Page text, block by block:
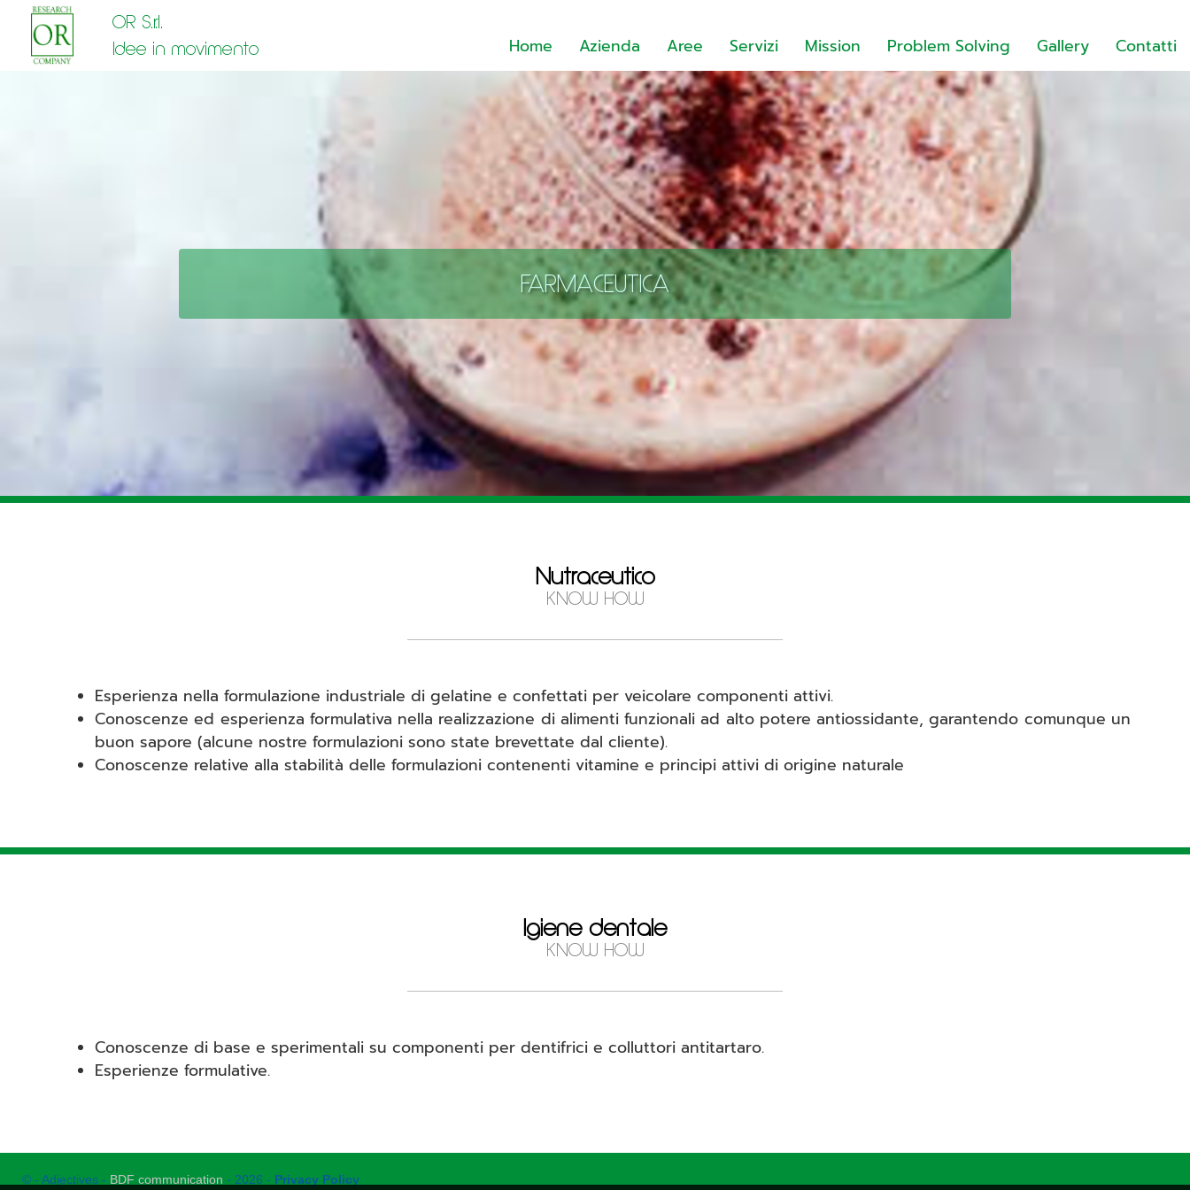
OR S.r.l.
Idee in movimento
Home Azienda Aree Servizi Mission Problem Solving Gallery Contatti
FARMACEUTICA
Nutraceutico
KNOW HOW
Esperienza nella formulazione industriale di gelatine e confettati per veicolare componenti attivi.
Conoscenze ed esperienza formulativa nella realizzazione di alimenti funzionali ad alto potere antiossidante, garantendo comunque un
buon sapore (alcune nostre formulazioni sono state brevettate dal cliente).
Conoscenze relative alla stabilità delle formulazioni contenenti vitamine e principi attivi di origine naturale
Igiene dentale
KNOW HOW
Conoscenze di base e sperimentali su componenti per dentifrici e colluttori antitartaro.
Esperienze formulative.
© - Adjectives - BDF communication - 2026 - Privacy Policy